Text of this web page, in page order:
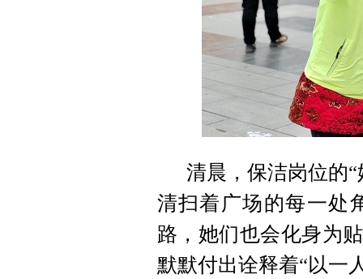
清晨，保洁岗位的
清扫着广场的每一处
路，她们也会化身为
默默付出诠释着“以一